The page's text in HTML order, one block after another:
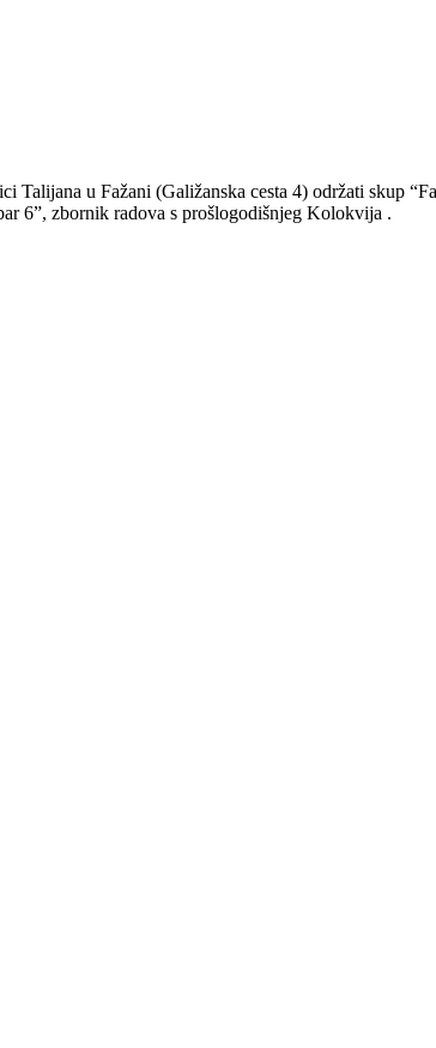
Talijana u Fažani (Galižanska cesta 4) održati skup
6”, zbornik radova s prošlogodišnjeg Kolokvija .